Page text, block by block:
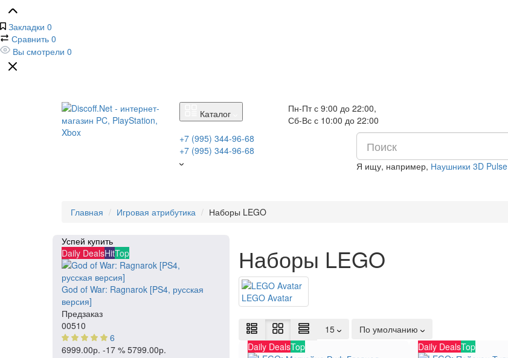
Закладки 0
Сравнить 0
Вы смотрели 0
Каталог
Пн-Пт с 9:00 до 22:00,
Сб-Вс с 10:00 до 22:00
+7 (995) 344-96-68
+7 (995) 344-96-68
Я ищу, например, Наушники 3D Pulse
Главная
Игровая атрибутика Наборы LEGO
Успей купить
Daily DealsHitTop
God of War: Ragnarok [PS4, русская
версия]
Предзаказ
00510
6
6999.00р. -17 % 5799.00р.
Наборы LEGO
LEGO Avatar
15
По умолчанию
Daily DealsTop Daily DealsTop